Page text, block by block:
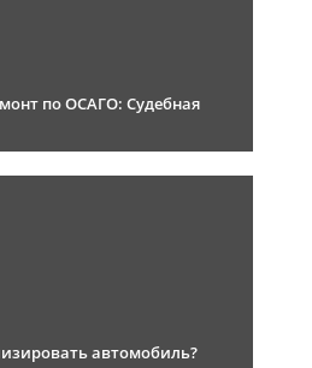
по ОСАГО: Судебная
автомобиль?